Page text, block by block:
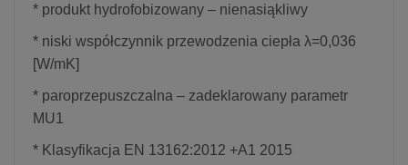
* produkt hydrofobizowany – nienasiąkliwy
* niski współczynnik przewodzenia ciepła λ=0,036
[W/mK]
* paroprzepuszczalna – zadeklarowany parametr
MU1
* Klasyfikacja EN 13162:2012 +A1 2015